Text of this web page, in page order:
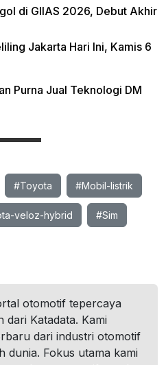
di GIIAS 2026, Debut Akhir
Jakarta Hari Ini, Kamis 6
Purna Jual Teknologi DM
#Toyota #Mobil-listrik
veloz-hybrid #Sim
otomotif tepercaya
dari Katadata. Kami
dari industri otomotif
dunia. Fokus utama kami